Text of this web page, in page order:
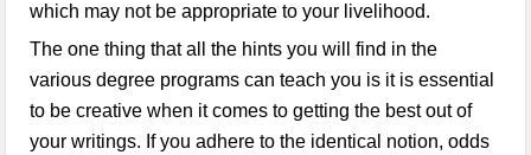
which may not be appropriate to your livelihood.
The one thing that all the hints you will find in the
various degree programs can teach you is it is essential
to be creative when it comes to getting the best out of
your writings. If you adhere to the identical notion, odds